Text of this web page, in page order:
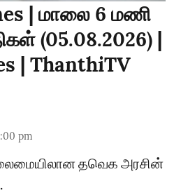
| மாலை 6 மணி
(05.08.2026) |
| ThanthiTV
pm
தவெக அரசின்